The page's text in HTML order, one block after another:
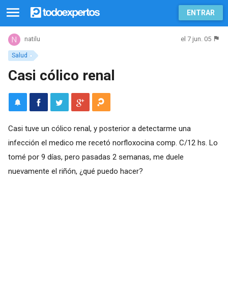
ENTRAR
Salud
natilu el 7 jun. 05
Casi cólico renal
Casi tuve un cólico renal, y posterior a detectarme una
infección el medico me recetó norfloxocina comp. C/12 hs. Lo
tomé por 9 días, pero pasadas 2 semanas, me duele
nuevamente el riñón, ¿qué puedo hacer?